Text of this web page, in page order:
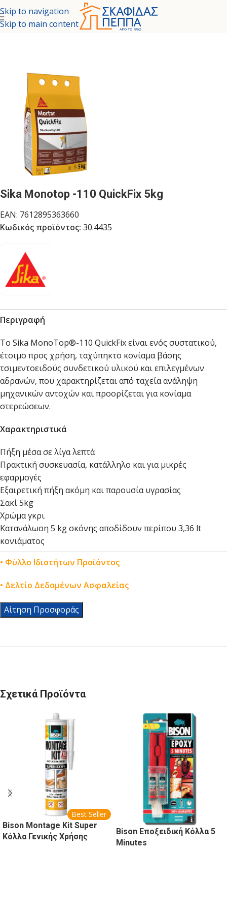
Skip to navigation
Skip to main content
- ΧΗΜΙΚΑ ΜΟΝΩΤΙΚΑ/ΕΠΙΣΚΕΥΑΣΤΙΚΑ ΚΟΝΙΑΜΑΤΑ
Sika Monotop -110 QuickFix 5kg
EAN: 7612895363660
Κωδικός προϊόντος: 30.4435
Περιγραφή
Το Sika MonoTop®-110 QuickFix είναι ενός συστατικού,
έτοιμο προς χρήση, ταχύπηκτο κονίαμα βάσης
τσιμεντοειδούς συνδετικού υλικού και επιλεγμένων
αδρανών, που χαρακτηρίζεται από ταχεία ανάληψη
μηχανικών αντοχών και προορίζεται για κονίαμα
στερεώσεων.
Χαρακτηριστικά
Πήξη μέσα σε λίγα λεπτά
Πρακτική συσκευασία, κατάλληλο και για μικρές
εφαρμογές
Εξαιρετική πήξη ακόμη και παρουσία υγρασίας
Σακί 5kg
Χρώμα γκρι
Κατανάλωση 5 kg σκόνης αποδίδουν περίπου 3,36 lt
κονιάματος
• Φύλλο Ιδιοτήτων Προϊόντος
• Δελτίο Δεδομένων Ασφαλείας
Αίτηση Προσφοράς
Σχετικά Προϊόντα
Best Seller
Bison Montage Kit Super
Κόλλα Γενικής Χρήσης
Bison Εποξειδική Κόλλα 5
Minutes